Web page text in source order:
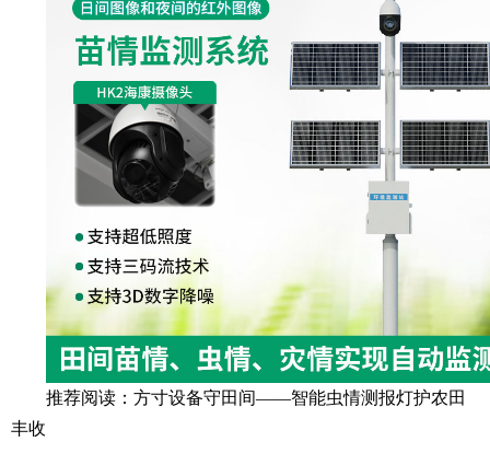
推荐阅读： 方寸设备守田间——智能虫情测报灯护农田
丰收